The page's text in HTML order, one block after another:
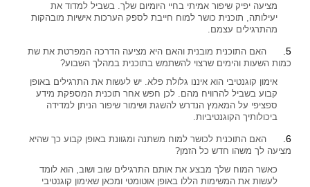
מציעה יפיק שיפור אמיתי בחיי היומיום שלך. בשביל למדוד את
יעילותה, תוכנית כושר למוח חייבת לספק הערכות אישיות מובהקות
מהתרגילים עצמם.
האם התוכנית מובנית והאם היא מציעה הדרכה המפרטת את שת
כמות השעות והימים שרצוי להשתמש בתוכנית במהלך השבוע?
אימון קוגנטיבי הוא איננו גלולת פלא. יש לעשות את התרגילים באופן
קבוע בשביל להרוויח מהם. לכן חפש אחר תוכנית המספקת מידע
ספציפי על המאמץ הנדרש להשגת ושימור שיפור הניתן למדידה
ביכולותיך הקוגנטיביות.
האם התוכנית לכושר למוח משתנה ומגוונת באופן קבוע כך שהיא
מציעה לך משהו חדש כל הזמן?
כאשר המוח שלך מבצע את אותם התרגילים שוב ושוב, הוא לומד
לעשות את המשימות הללו באופן אוטומטי ומכאן שאימון קוגנטיבי